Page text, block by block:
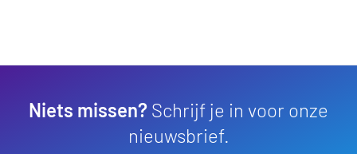
Niets missen? Schrijf je in voor onze
nieuwsbrief.